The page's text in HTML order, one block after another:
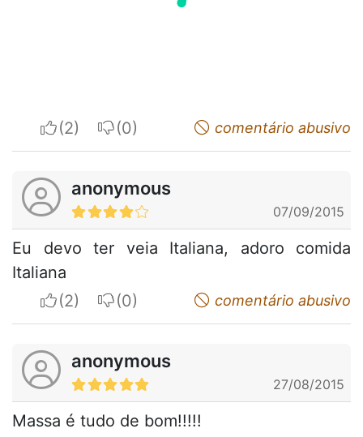
I apreciateI do not appreciatecomentário abusivo
anonymous
07/09/2015
Eu devo ter veia Italiana, adoro comida
Italiana
I apreciateI do not appreciatecomentário abusivo
anonymous
27/08/2015
Massa é tudo de bom!!!!!